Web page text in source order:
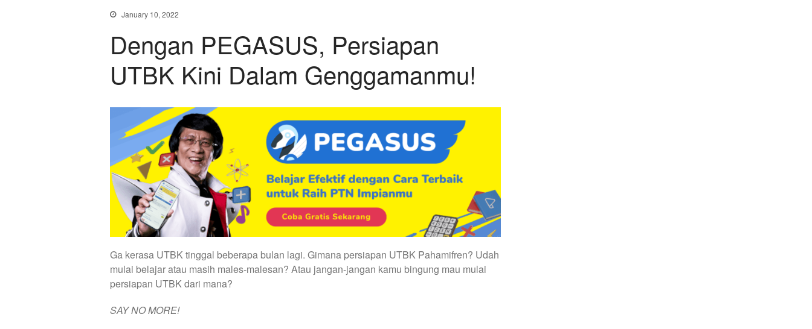
January 10, 2022
Dengan PEGASUS, Persiapan
UTBK Kini Dalam Genggamanmu!
Ga kerasa UTBK tinggal beberapa bulan lagi. Gimana persiapan UTBK Pahamifren? Udah
mulai belajar atau masih males-malesan? Atau jangan-jangan kamu bingung mau mulai
persiapan UTBK dari mana?
SAY NO MORE!